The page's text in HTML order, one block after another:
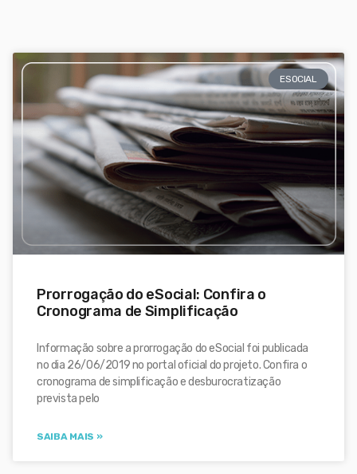
ESOCIAL
Prorrogação do eSocial: Confira o
Cronograma de Simplificação
Informação sobre a prorrogação do eSocial foi publicada
no dia 26/06/2019 no portal oficial do projeto. Confira o
cronograma de simplificação e desburocratização
prevista pelo
SAIBA MAIS »